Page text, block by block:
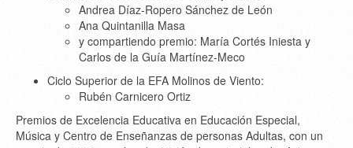
Andrea Díaz-Ropero Sánchez de León
Ana Quintanilla Masa
y compartiendo premio: María Cortés Iniesta y
Carlos de la Guía Martínez-Meco
Ciclo Superior de la EFA Molinos de Viento:
Rubén Carnicero Ortiz
Premios de Excelencia Educativa en Educación Especial,
Música y Centro de Enseñanzas de personas Adultas, con un